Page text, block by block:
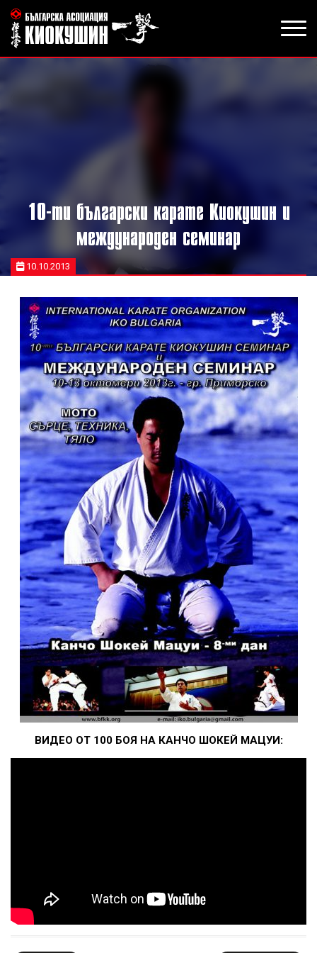
10-ти български карате Киокушин и
международен семинар
10.10.2013
ВИДЕО ОТ 100 БОЯ НА КАНЧО ШОКЕЙ МАЦУИ: